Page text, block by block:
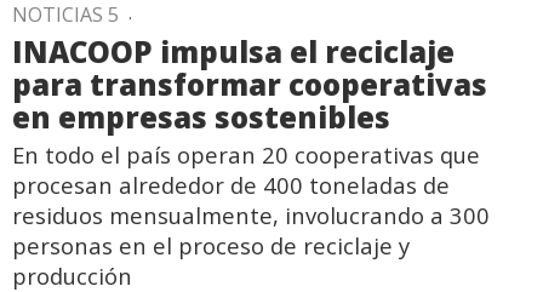
NOTICIAS 5 .
INACOOP impulsa el reciclaje
para transformar cooperativas
en empresas sostenibles
En todo el país operan 20 cooperativas que
procesan alrededor de 400 toneladas de
residuos mensualmente, involucrando a 300
personas en el proceso de reciclaje y
producción